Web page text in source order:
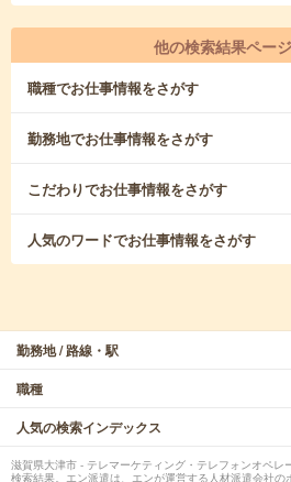
他の検索結果ペー
職種でお仕事情報をさがす
勤務地でお仕事情報をさがす
こだわりでお仕事情報をさがす
人気のワードでお仕事情報をさがす
勤務地 / 路線・駅
職種
人気の検索インデックス
滋賀県大津市 - テレマーケティング・テレフォンオペ
検索結果。エン派遣は、エンが運営する人材派遣会社